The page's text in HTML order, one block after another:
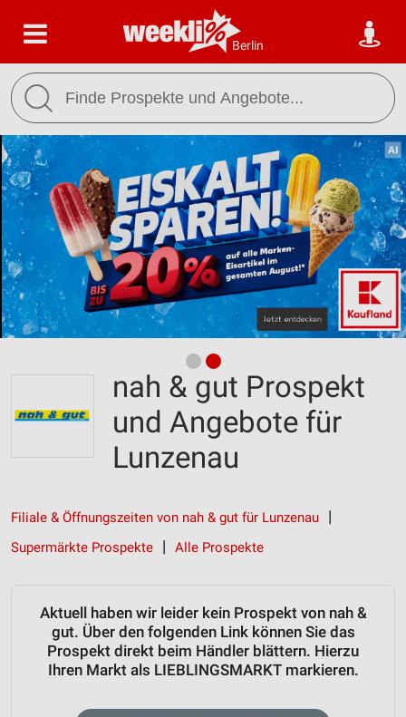
Berlin
nah & gut Prospekt
und Angebote für
Lunzenau
Filiale & Öffnungszeiten von nah & gut für Lunzenau
Supermärkte Prospekte
Alle Prospekte
Aktuell haben wir leider kein Prospekt von nah &
gut. Über den folgenden Link können Sie das
Prospekt direkt beim Händler blättern. Hierzu
Ihren Markt als LIEBLINGSMARKT markieren.